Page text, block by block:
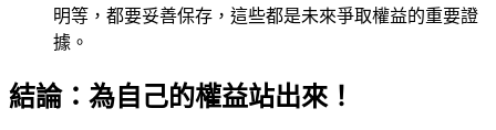
明等，都要妥善保存，這些都是未來爭取權益的重要證
據。
結論：為自己的權益站出來！